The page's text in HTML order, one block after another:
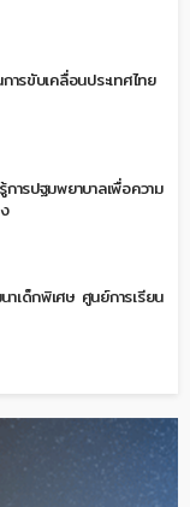
รขับเคลื่อนประเทศไทย
ารปฐมพยาบาลเพื่อความ
เด็กพิเศษ ศูนย์การเรียน